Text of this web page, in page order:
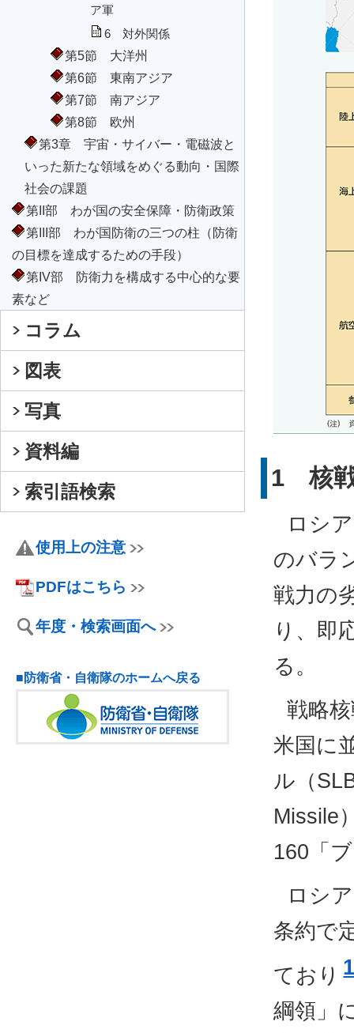
ア軍
6 対外関係
第5節 大洋州
第6節 東南アジア
第7節 南アジア
第8節 欧州
第3章 宇宙・サイバー・電磁波と
いった新たな領域をめぐる動向・国際
社会の課題
第II部 わが国の安全保障・防衛政策
第III部 わが国防衛の三つの柱（防衛
の目標を達成するための手段）
第IV部 防衛力を構成する中心的な要
素など
コラム
図表
写真
資料編
索引語検索
使用上の注意
PDFはこちら
年度・検索画面へ
■防衛省・自衛隊のホームへ戻る
1 核
ロシ
のバラ
戦力の
り、即
る。
戦略
米国に
ル（
Missile
160「
ロシ
条約で
ており
綱領」